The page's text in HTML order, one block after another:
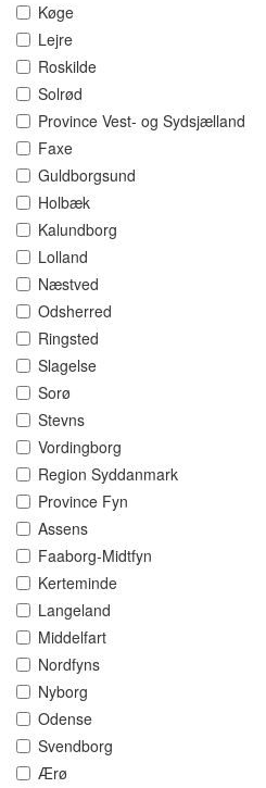
Køge
Lejre
Roskilde
Solrød
Province Vest- og Sydsjælland
Faxe
Guldborgsund
Holbæk
Kalundborg
Lolland
Næstved
Odsherred
Ringsted
Slagelse
Sorø
Stevns
Vordingborg
Region Syddanmark
Province Fyn
Assens
Faaborg-Midtfyn
Kerteminde
Langeland
Middelfart
Nordfyns
Nyborg
Odense
Svendborg
Ærø